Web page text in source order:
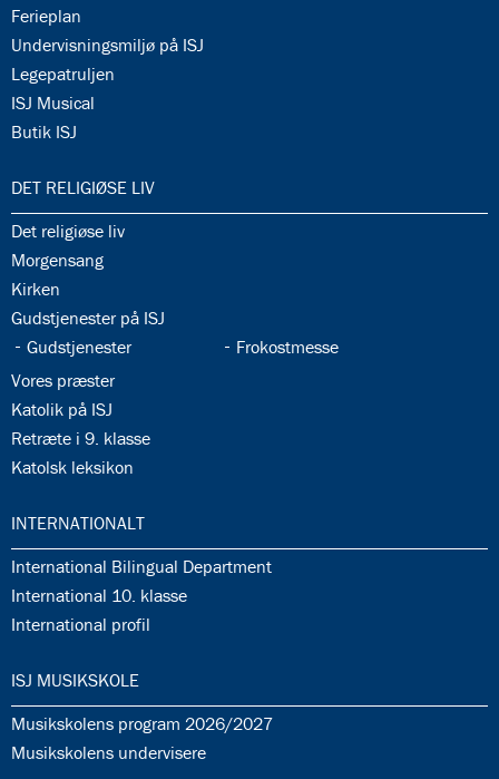
34.13:
Ferieplan
34.14:
Undervisningsmiljø på ISJ
34.15:
Legepatruljen
34.16:
ISJ Musical
34.17:
Butik ISJ
35.0:
DET RELIGIØSE LIV
35.1:
Det religiøse liv
35.2:
Morgensang
35.3:
Kirken
35.4:
Gudstjenester på ISJ
35.5:
Gudstjenester 35.6:
Frokostmesse
35.7:
Vores præster
35.8:
Katolik på ISJ
35.9:
Retræte i 9. klasse
35.10:
Katolsk leksikon
36.0:
INTERNATIONALT
36.1:
International Bilingual Department
36.2:
International 10. klasse
36.3:
International profil
37.0:
ISJ MUSIKSKOLE
37.1:
Musikskolens program 2026/2027
37.2:
Musikskolens undervisere